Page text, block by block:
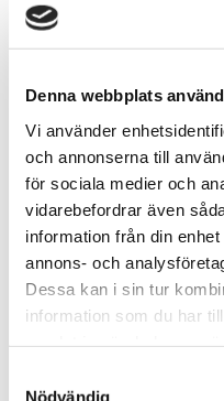
Denna webbplats
Vi använder
och annonserna till
för sociala medier och
vidarebefordrar även
information från din
annons- och
Dessa kan i sin tur
information som du har
Nödvändig
Snabba leveranser med
Beskrivning:
Zyn Spearmint: Få en
av mynta med Zyn
portionssnus ger en söt
är perfekt för alla
lätta att använda och